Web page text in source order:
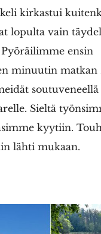
kirkastui
lopulta vain
ensin
minuutin matkan
Sieltä
kyytiin.
lähti mukaan.